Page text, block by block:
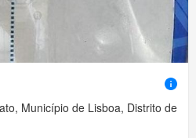
Município de Lisboa, Distrito de